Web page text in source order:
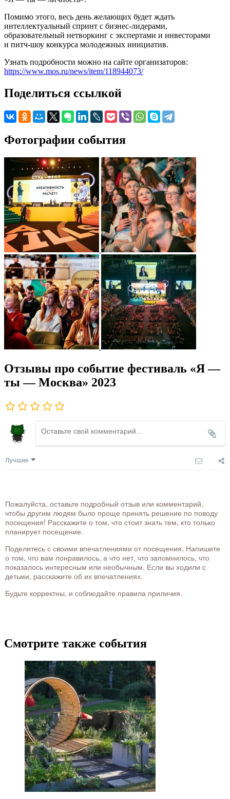
Помимо этого, весь день желающих будет ждать
интеллектуальный спринт с бизнес-лидерами,
образовательный нетворкинг с экспертами и инвесторами
и питч-шоу конкурса молодежных инициатив.
Узнать подробности можно на сайте организаторов:
https://www.mos.ru/news/item/118944073/
Поделиться ссылкой
Фотографии события
Отзывы про событие фестиваль «Я —
ты — Москва» 2023
Лучшие
Пожалуйста, оставьте подробный отзыв или комментарий,
чтобы другим людям было проще принять решение по поводу
посещения! Расскажите о том, что стоит знать тем, кто только
планирует посещение.
Поделитесь с своими впечатлениями от посещения. Напишите
о том, что вам понравилось, а что нет, что запомнилось, что
показалось интересным или необычным. Если вы ходили с
детьми, расскажите об их впечатлениях.
Будьте корректны, и соблюдайте правила приличия.
Смотрите также события